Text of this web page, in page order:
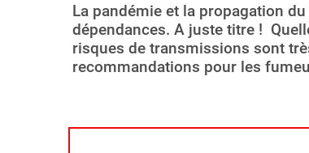
La pandémie et la propagation
dépendances. A juste titre !
risques de transmissions sont
recommandations pour les